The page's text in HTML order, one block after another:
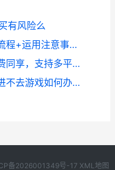
有风险么
六毫秒游戏加速器兑换码领取流程+运用注意事项 6.9秒加速
六毫秒游戏加速器兑换码不收费同享，支持多平台运用 6.5秒加速
国外玩洛克王国世界网络异常进不去游戏如何办 国外玩洛克王国的人多吗
备2026001349号-17 XML地图